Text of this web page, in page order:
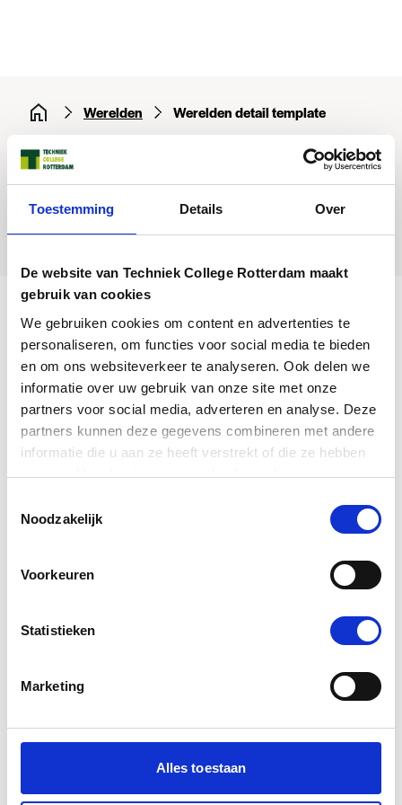
Toestemming Details Over
De website van Techniek College Rotterdam maakt
gebruik van cookies
We gebruiken cookies om content en advertenties te
personaliseren, om functies voor social media te bieden
en om ons websiteverkeer te analyseren. Ook delen we
informatie over uw gebruik van onze site met onze
partners voor social media, adverteren en analyse. Deze
partners kunnen deze gegevens combineren met andere
informatie die u aan ze heeft verstrekt of die ze hebben
verzameld op basis van uw gebruik van hun services.
Noodzakelijk
Voorkeuren
Statistieken
Marketing
Alles toestaan
Werelden Werelden detail template
Werelden detail
template
Opleidingen
Hulp bij je studiekeuze
Aanmelden
informatie voor
Ouders & verzorgers
Kom in contact
Veelgestelde vragen